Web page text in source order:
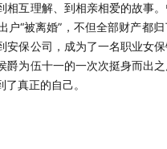
相互理解、到相亲相爱的故事
“被离婚”，不但全部财产都
保公司，成为了一名职业女
爵为伍十一的一次次挺身而出
真正的自己。